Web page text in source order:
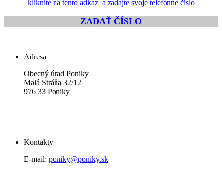
kliknite na tento adkaz a zadajte svoje telefónne číslo
ZADAŤ ČÍSLO
Adresa
Obecný úrad Poniky
Malá Stráňa 32/12
976 33 Poniky
Kontakty
E-mail: poniky@poniky.sk